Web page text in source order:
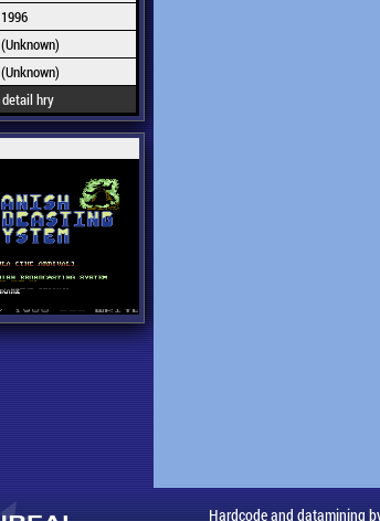
1996
(Unknown)
(Unknown)
detail hry
Hardcode and datamining